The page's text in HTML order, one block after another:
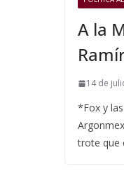
A la
14 de
*Fox y
trote que